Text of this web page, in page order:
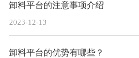
卸料平台的注意事项介绍
2023-12-13
卸料平台的优势有哪些？